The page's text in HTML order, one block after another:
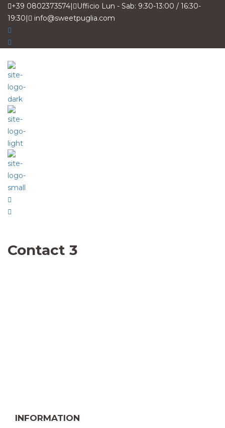
+39 0802373574|
Ufficio Lun - Sab: 9:30-13:00 / 16:30-
19:30| info@sweetpuglia.com
Contact 3
INFORMATION